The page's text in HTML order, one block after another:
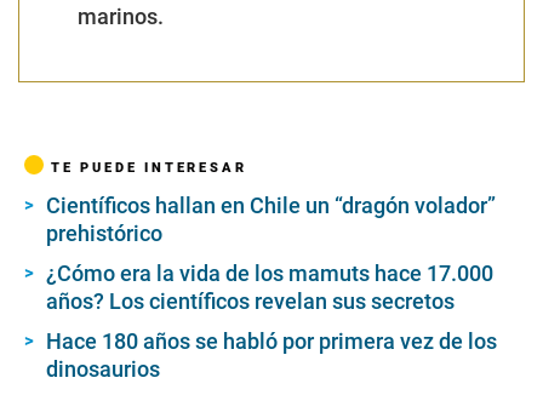
marinos.
TE PUEDE INTERESAR
Científicos hallan en Chile un “dragón volador”
prehistórico
¿Cómo era la vida de los mamuts hace 17.000
años? Los científicos revelan sus secretos
Hace 180 años se habló por primera vez de los
dinosaurios